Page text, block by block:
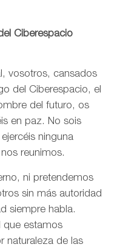
Ciberespacio
vosotros, cansados
del Ciberespacio, el
del futuro, os
en paz. No sois
ninguna
reunimos.
ni pretendemos
sin más autoridad
siempre habla.
que estamos
naturaleza de las